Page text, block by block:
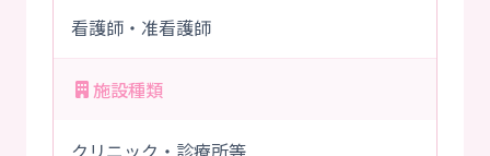
看護師・准看護師
施設種類
クリニック・診療所等